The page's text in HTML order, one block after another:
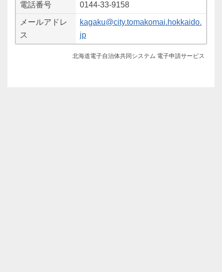
電話番号 0144-33-9158
メールアドレ
ス
kagaku@city.tomakomai.hokkaido.
jp
北海道電子自治体共同システム 電子申請サービス